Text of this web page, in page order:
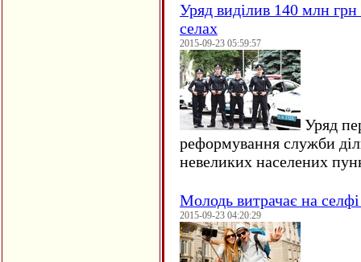
Уряд виділив 140 млн
селах
2015-09-23 05:59:57
Уряд
реформування служби
невеликих населених
Молодь витрачає на
2015-09-23 04:20:29